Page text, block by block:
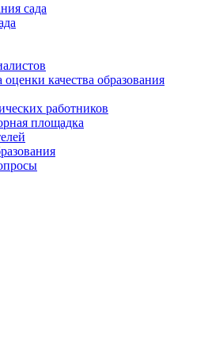
сада
качества образования
работников
площадка